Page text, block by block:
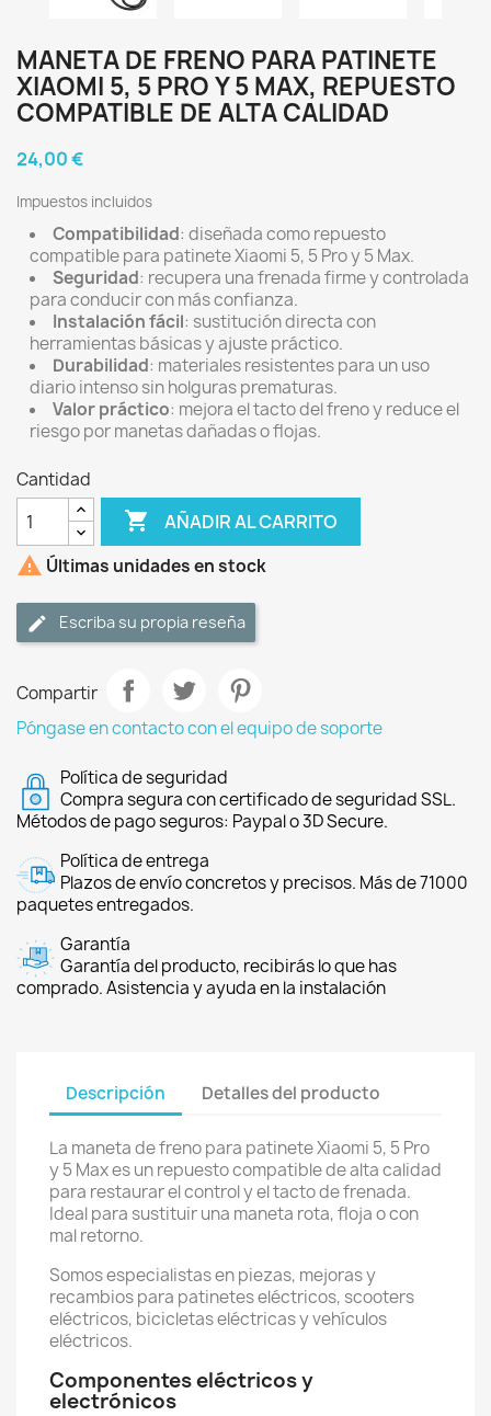
MANETA DE FRENO PARA PATINETE
XIAOMI 5, 5 PRO Y 5 MAX, REPUESTO
COMPATIBLE DE ALTA CALIDAD
24,00 €
Impuestos incluidos
Compatibilidad: diseñada como repuesto
compatible para patinete Xiaomi 5, 5 Pro y 5 Max.
Seguridad: recupera una frenada firme y controlada
para conducir con más confianza.
Instalación fácil: sustitución directa con
herramientas básicas y ajuste práctico.
Durabilidad: materiales resistentes para un uso
diario intenso sin holguras prematuras.
Valor práctico: mejora el tacto del freno y reduce el
riesgo por manetas dañadas o flojas.
Cantidad
 AÑADIR AL CARRITO
 Últimas unidades en stock
Escriba su propia reseña
Compartir
Póngase en contacto con el equipo de soporte
Política de seguridad
Compra segura con certificado de seguridad SSL.
Métodos de pago seguros: Paypal o 3D Secure.
Política de entrega
Plazos de envío concretos y precisos. Más de 71000
paquetes entregados.
Garantía
Garantía del producto, recibirás lo que has
comprado. Asistencia y ayuda en la instalación
Descripción Detalles del producto
La maneta de freno para patinete Xiaomi 5, 5 Pro
y 5 Max es un repuesto compatible de alta calidad
para restaurar el control y el tacto de frenada.
Ideal para sustituir una maneta rota, floja o con
mal retorno.
Somos especialistas en piezas, mejoras y
recambios para patinetes eléctricos, scooters
eléctricos, bicicletas eléctricas y vehículos
eléctricos.
Componentes eléctricos y
electrónicos